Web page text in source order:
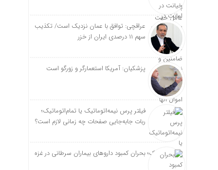
عراقچی: توافق با عمان نزدیک است/ تکذیب
سهم ۱۱ درصدی ایران از خزر
پزشکیان: آمریکا استعمارگر و زورگو است
فیلتر پرس نیمه‌اتوماتیک یا تمام‌اتوماتیک؛
ربات جابه‌جایی صفحات چه زمانی لازم است؟
بحران کمبود دارو‌های بیماران سرطانی در غزه